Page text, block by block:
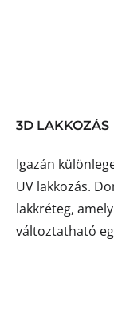
3D LAKKOZÁS
Igazán
UV lakkozás.
lakkréteg,
változtatható